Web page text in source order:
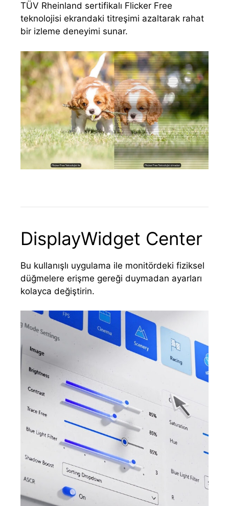
TÜV Rheinland sertifikalı Flicker Free
teknolojisi ekrandaki titreşimi azaltarak rahat
bir izleme deneyimi sunar.
DisplayWidget Center
Bu kullanışlı uygulama ile monitördeki fiziksel
düğmelere erişme gereği duymadan ayarları
kolayca değiştirin.